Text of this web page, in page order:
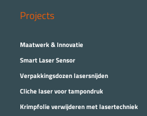
Projects
Maatwerk & Innovatie
Smart Laser Sensor
Verpakkingsdozen lasersnijden
Cliche laser voor tampondruk
Krimpfolie verwijderen met lasertechniek